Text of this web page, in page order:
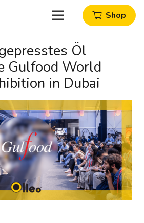
Shop
Öl
Gulfood World
in Dubai